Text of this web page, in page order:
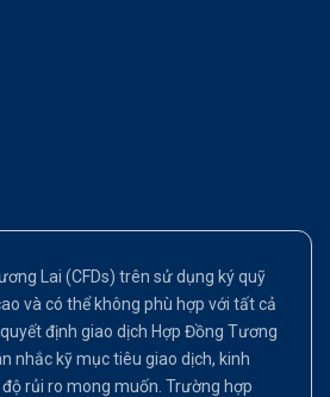
Lai (CFDs) trên sử dụng ký quỹ
và có thể không phù hợp với tất cả
định giao dịch Hợp Đồng Tương
nhắc kỹ mục tiêu giao dịch, kinh
rủi ro mong muốn. Trường hợp